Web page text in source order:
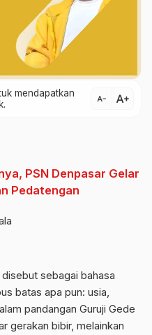
mendapatkan
text_decrease text_increase
PSN Denpasar Gelar
Pedatengan
sebagai bahasa
batas apa pun: usia,
pandangan Guruji Gede
gerakan bibir, melainkan